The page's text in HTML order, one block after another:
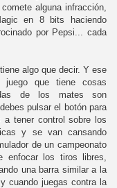
alguna infracción,
en 8 bits haciendo
por Pepsi... cada
algo que decir. Y ese
que tiene cosas
de los mates son
pulsar el botón para
tener control sobre los
y se van cansando
de un campeonato
enfocar los tiros libres,
una barra similar a la
cuando juegas contra la